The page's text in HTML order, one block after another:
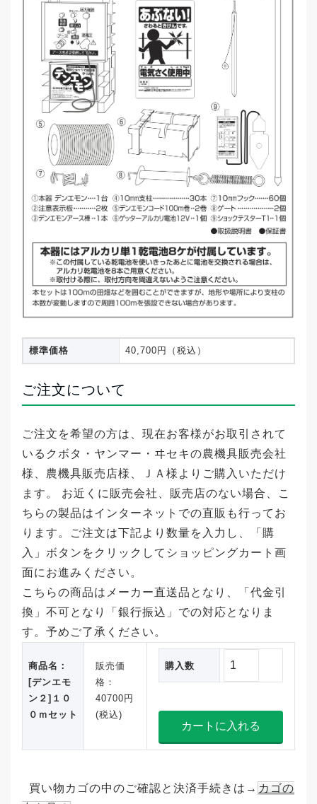
標準価格 40,700円（税込）
ご注文について
ご注文を希望の方は、現在お客様がお取引されて
いるクボタ・ヤンマー・ヰセキの農機具販売会社
様、農機具販売店様、ＪＡ様よりご購入いただけ
ます。 お近くに販売会社、販売店のない場合、こ
ちらの製品はインターネットでの直販も行ってお
ります。ご注文は下記より数量を入力し、「購
入」ボタンをクリックしてショッピングカート画
面にお進みください。
こちらの商品はメーカー直送品となり、「代金引
換」不可となり「銀行振込」での対応となりま
す。予めご了承ください。
商品名：
[デンエモ
ン２]１０
０ｍセット
販売価
格：
40700円
(税込)
購入数
買い物カゴの中のご確認と決済手続きは→ カゴの